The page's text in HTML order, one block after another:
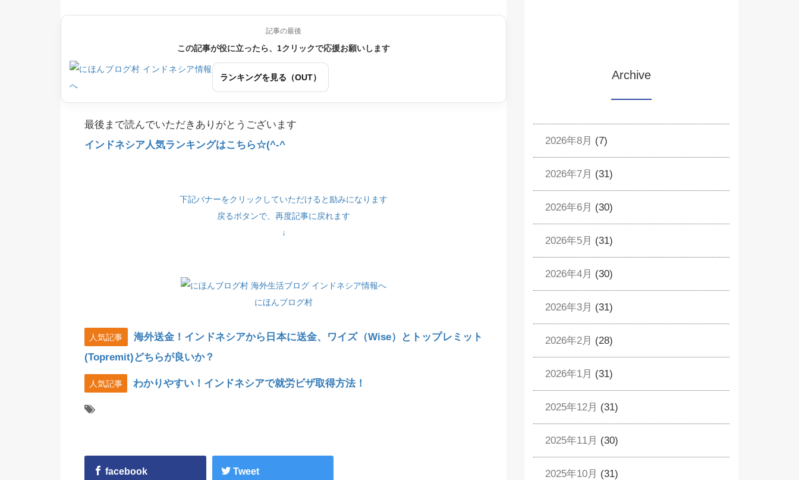
記事の最後
この記事が役に立ったら、1クリックで応援お願いします
ランキングを見る（OUT）
最後まで読んでいただきありがとうございます
インドネシア人気ランキングはこちら☆(^-^
下記バナーをクリックしていただけると励みになります
戻るボタンで、再度記事に戻れます
↓
にほんブログ村
人気記事
海外送金！インドネシアから日本に送金、ワイズ（Wise）とトップレミット
(Topremit)どちらが良いか？
人気記事 わかりやすい！インドネシアで就労ビザ取得方法！
facebook Tweet
Archive
2026年8月 (7)
2026年7月 (31)
2026年6月 (30)
2026年5月 (31)
2026年4月 (30)
2026年3月 (31)
2026年2月 (28)
2026年1月 (31)
2025年12月 (31)
2025年11月 (30)
2025年10月 (31)